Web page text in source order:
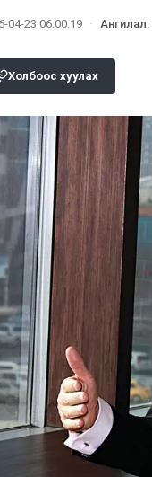
04-23 06:00:19 · Ангилал:
Холбоос хуулах